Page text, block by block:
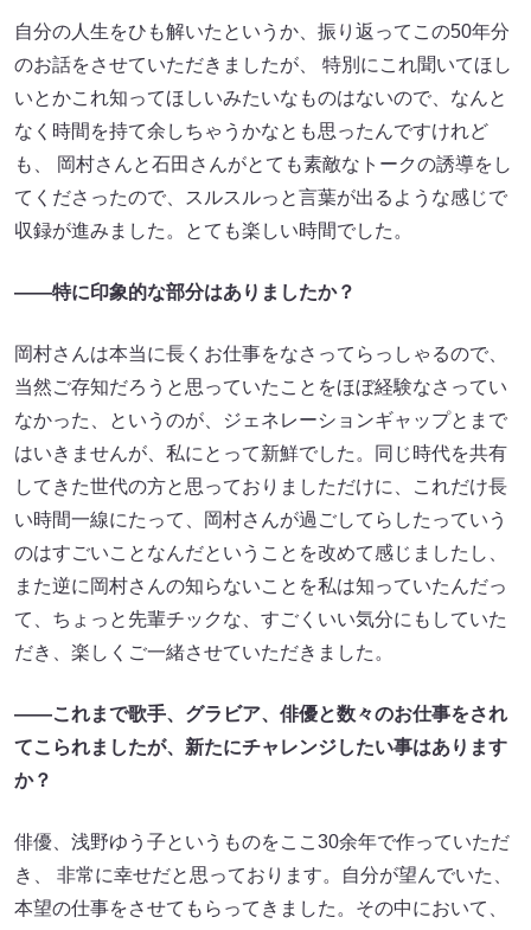
自分の人生をひも解いたというか、振り返ってこの50年分
のお話をさせていただきましたが、 特別にこれ聞いてほし
いとかこれ知ってほしいみたいなものはないので、なんと
なく時間を持て余しちゃうかなとも思ったんですけれど
も、 岡村さんと石田さんがとても素敵なトークの誘導をし
てくださったので、スルスルっと言葉が出るような感じで
収録が進みました。とても楽しい時間でした。
――特に印象的な部分はありましたか？
岡村さんは本当に長くお仕事をなさってらっしゃるので、
当然ご存知だろうと思っていたことをほぼ経験なさってい
なかった、というのが、ジェネレーションギャップとまで
はいきませんが、私にとって新鮮でした。同じ時代を共有
してきた世代の方と思っておりましただけに、これだけ長
い時間一線にたって、岡村さんが過ごしてらしたっていう
のはすごいことなんだということを改めて感じましたし、
また逆に岡村さんの知らないことを私は知っていたんだっ
て、ちょっと先輩チックな、すごくいい気分にもしていた
だき、楽しくご一緒させていただきました。
――これまで歌手、グラビア、俳優と数々のお仕事をされ
てこられましたが、新たにチャレンジしたい事はあります
か？
俳優、浅野ゆう子というものをここ30余年で作っていただ
き、 非常に幸せだと思っております。自分が望んでいた、
本望の仕事をさせてもらってきました。その中において、